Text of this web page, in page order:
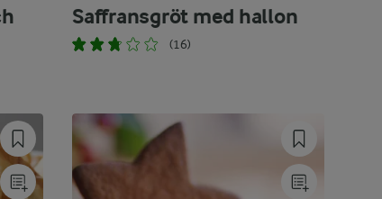
Saffransgröt med hallon
(16)